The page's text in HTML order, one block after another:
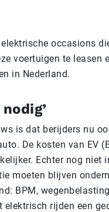
occasions
voertuigen te leasen
in Nederland.
is dat berijders nu
De kosten van EV
Echter nog niet
moeten blijven
BPM,
rijden een